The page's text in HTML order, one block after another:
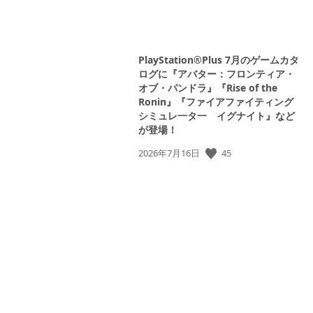
PlayStation®Plus 7月のゲームカタ
ログに『アバター：フロンティア・
オブ・パンドラ』『Rise of the
Ronin』『ファイアファイティング
シミュレ一タ一 イグナイト』など
が登場！
公
2026年7月16日 45